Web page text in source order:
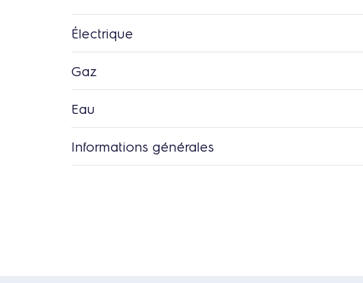
Électrique
Gaz
Eau
Informations générales